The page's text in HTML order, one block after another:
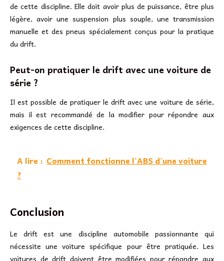
de cette discipline. Elle doit avoir plus de puissance, être plus
légère, avoir une suspension plus souple, une transmission
manuelle et des pneus spécialement conçus pour la pratique
du drift.
Peut-on pratiquer le drift avec une voiture de
série ?
Il est possible de pratiquer le drift avec une voiture de série,
mais il est recommandé de la modifier pour répondre aux
exigences de cette discipline.
A lire : Comment fonctionne l'ABS d'une voiture
?
Conclusion
Le drift est une discipline automobile passionnante qui
nécessite une voiture spécifique pour être pratiquée. Les
voitures de drift doivent être modifiées pour répondre aux